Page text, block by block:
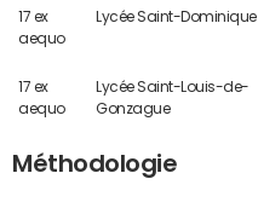
17 ex
aequo
Lycée Saint-Dominique
17 ex
aequo
Lycée Saint-Louis-de-
Gonzague
Méthodologie